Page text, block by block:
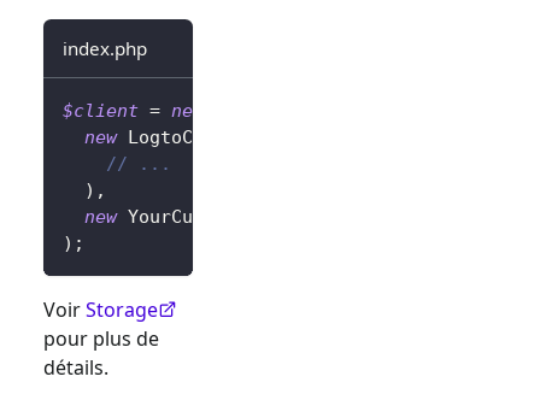
index.php
$client = new
new LogtoConfig
// ...
) ,
new YourCustomStorage
) ;
VoirStorage
pour plus de
détails.